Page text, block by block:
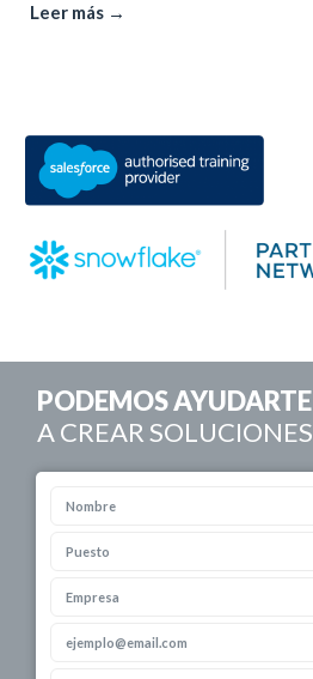
Leer más →
PODEMOS AYUDARTE
A CREAR SOLUCIONES